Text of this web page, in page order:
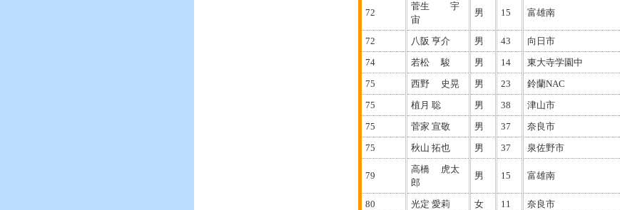
72
菅生 宇
宙
男 15 富雄南
72 八阪 亨介 男 43 向日市
74
若松 駿 男 14 東大寺学園中
75
西野 史晃 男 23 鈴蘭NAC
75
植月 聡 男 38 津山市
75
菅家 宣敬 男 37 奈良市
75
秋山 拓也 男 37 泉佐野市
79
高橋 虎太
郎
男 15 富雄南
80 光定 愛莉 女 11 奈良市